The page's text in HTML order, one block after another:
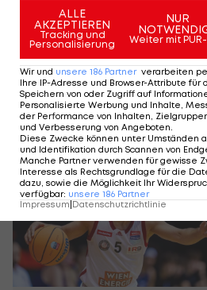
kommenden Woche ins
die ÖEHV-Verteidigung für
WM in Dänemark
Mehr zum Thema
ALLE
AKZEPTIEREN
Tracking und
Personalisierung
NUR
Weiter mit
Wir und unsere 186 Partner verarbeiten
Ihre IP-Adresse und Browser-Attribute für
Speichern von oder Zugriff auf
Personalisierte Werbung und Inhalte,
der Performance von Inhalten,
und Verbesserung von Angeboten
Diese Zwecke können unter Umständen
und Identifikation durch Scannen von
Manche Partner verwenden für gewisse
Interesse als Rechtsgrundlage für die
dazu, sowie die Möglichkeit Ihr
verfügbar: unsere 186 Partner
Impressum|Datenschutzrichtlinie